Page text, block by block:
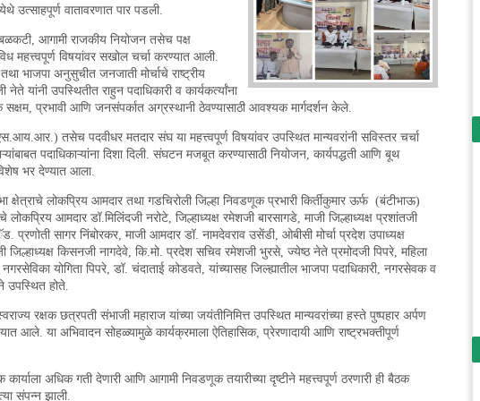
उत्साहपूर्ण वातावरणात पार पडली.
आगामी राजकीय नियोजन तसेच पक्ष
महत्त्वपूर्ण विषयांवर सखोल चर्चा करण्यात आली.
भाजपा अनुसुचीत जनजाती मोर्चाचे राष्ट्रीय
यांनी उपस्थितीत राहुन पदाधिकारी व कार्यकर्त्यांना
प्रभावी आणि जनसंपर्कात अग्रस्थानी ठेवण्यासाठी आवश्यक मार्गदर्शन केले.
तसेच पदवीधर मतदार संघ या महत्त्वपूर्ण विषयांवर उपस्थित मान्यवरांनी सविस्तर चर्चा
पदाधिकाऱ्यांना दिशा दिली. संघटन मजबूत करण्यासाठी नियोजन, कार्यपद्धती आणि बूथ
भर देण्यात आला.
क्षेत्राचे लोकप्रिय आमदार तथा गडचिरोली जिल्हा निवडणूक प्रभारी किर्तीकुमार ऊर्फ (बंटीभाऊ)
लोकप्रिय आमदार डॉ.मिलिंदजी नरोटे, जिल्हाध्यक्ष रमेशजी बारसागडे, माजी जिल्हाध्यक्ष प्रशांतजी
प्रणोती सागर निंबोरकर, माजी आमदार डॉ. नामदेवराव उसेंडी, ओबीसी मोर्चा प्रदेश उपाध्यक्ष
जिल्हाध्यक्ष किसनजी नागदेवे, कि.मो. प्रदेश सचिव रमेशजी भुरसे, ज्येष्ठ नेते प्रमोदजी पिपरे, महिला
नगरसेविका योगिता पिपरे, डॉ. चंदाताई कोडवते, यांच्यासह जिल्ह्यातील भाजपा पदाधिकारी, नगरसेवक व
उपस्थित होते.
रक्षक छत्रपती संभाजी महाराज यांच्या जयंतीनिमित्त उपस्थित मान्यवरांच्या हस्ते पुष्पहार अर्पण
आले. या अभिवादन सोहळ्यामुळे कार्यक्रमाला ऐतिहासिक, प्रेरणादायी आणि राष्ट्रभक्तीपूर्ण
कार्याला अधिक गती देणारी आणि आगामी निवडणूक तयारीच्या दृष्टीने महत्त्वपूर्ण ठरणारी ही बैठक
संपन्न झाली.